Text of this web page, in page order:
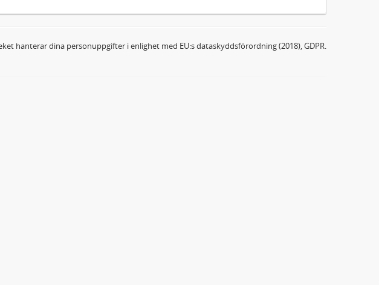
hanterar dina personuppgifter i enlighet med EU:s dataskyddsförordning (2018), GDPR.